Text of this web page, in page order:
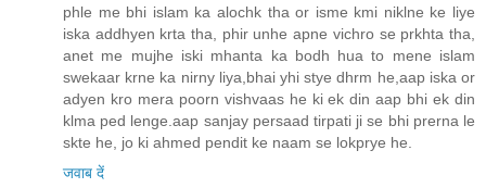
phle me bhi islam ka alochk tha or isme kmi niklne ke liye
iska addhyen krta tha, phir unhe apne vichro se prkhta tha,
anet me mujhe iski mhanta ka bodh hua to mene islam
swekaar krne ka nirny liya,bhai yhi stye dhrm he,aap iska or
adyen kro mera poorn vishvaas he ki ek din aap bhi ek din
klma ped lenge.aap sanjay persaad tirpati ji se bhi prerna le
skte he, jo ki ahmed pendit ke naam se lokprye he.
जवाब दें